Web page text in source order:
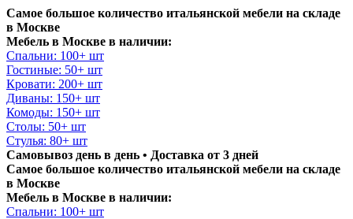
Самое большое количество итальянской мебели на складе
в Москве
Мебель в Москве в наличии:
Спальни: 100+ шт
Гостиные: 50+ шт
Кровати: 200+ шт
Диваны: 150+ шт
Комоды: 150+ шт
Столы: 50+ шт
Стулья: 80+ шт
Самовывоз день в день • Доставка от 3 дней
Самое большое количество итальянской мебели на складе
в Москве
Мебель в Москве в наличии:
Спальни: 100+ шт